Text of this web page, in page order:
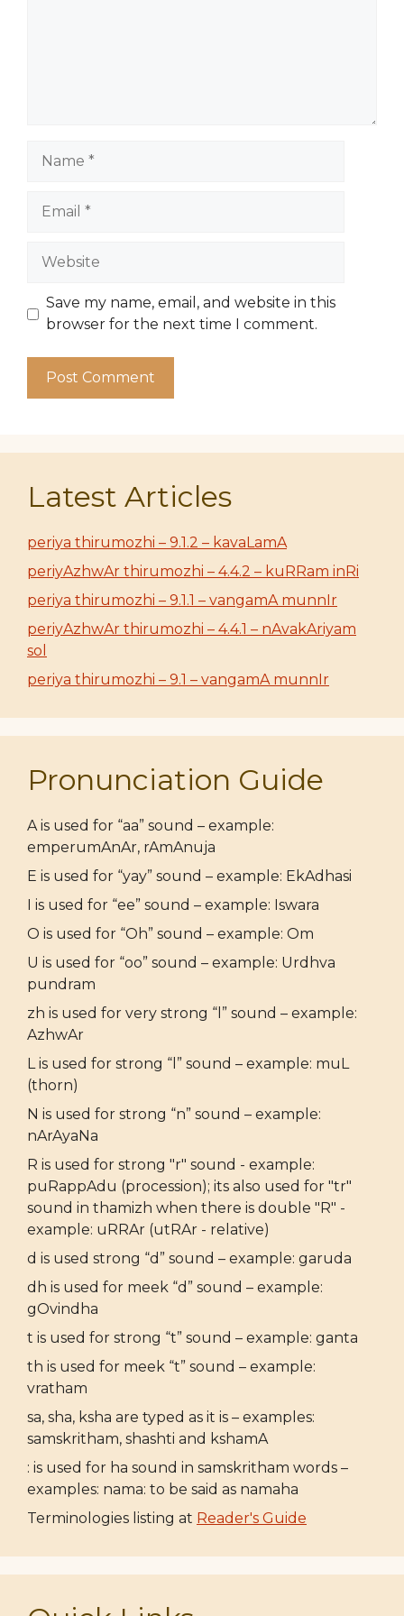
Website
Save my name, email, and website in this
browser for the next time I comment.
Latest Articles
periya thirumozhi – 9.1.2 – kavaLamA
periyAzhwAr thirumozhi – 4.4.2 – kuRRam inRi
periya thirumozhi – 9.1.1 – vangamA munnIr
periyAzhwAr thirumozhi – 4.4.1 – nAvakAriyam
sol
periya thirumozhi – 9.1 – vangamA munnIr
Pronunciation Guide
A is used for “aa” sound – example:
emperumAnAr, rAmAnuja
E is used for “yay” sound – example: EkAdhasi
I is used for “ee” sound – example: Iswara
O is used for “Oh” sound – example: Om
U is used for “oo” sound – example: Urdhva
pundram
zh is used for very strong “l” sound – example:
AzhwAr
L is used for strong “l” sound – example: muL
(thorn)
N is used for strong “n” sound – example:
nArAyaNa
R is used for strong "r" sound - example:
puRappAdu (procession); its also used for "tr"
sound in thamizh when there is double "R" -
example: uRRAr (utRAr - relative)
d is used strong “d” sound – example: garuda
dh is used for meek “d” sound – example:
gOvindha
t is used for strong “t” sound – example: ganta
th is used for meek “t” sound – example:
vratham
sa, sha, ksha are typed as it is – examples:
samskritham, shashti and kshamA
: is used for ha sound in samskritham words –
examples: nama: to be said as namaha
Terminologies listing at Reader's Guide